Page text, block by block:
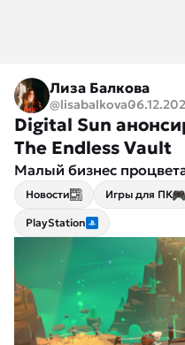
Лиза Балкова
@lisabalkova
Digital Sun
The Endless Vault
Малый бизнес
Новости Игры для ПК
PlayStation